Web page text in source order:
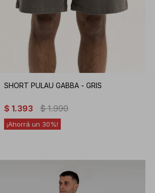
SHORT PULAU GABBA - GRIS
$ 1.393 $ 1.990
30